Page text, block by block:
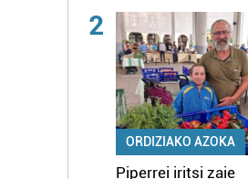
2
ORDIZIAKO AZOKA
Piperrei iritsi zaie